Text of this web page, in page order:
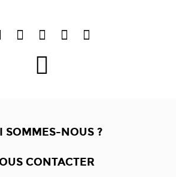
SOMMES-NOUS ?
CONTACTER